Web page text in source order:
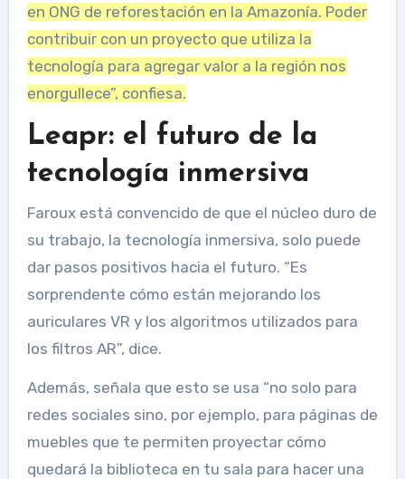
en ONG de reforestación en la Amazonía. Poder
contribuir con un proyecto que utiliza la
tecnología para agregar valor a la región nos
enorgullece”, confiesa.
Leapr: el futuro de la
tecnología inmersiva
Faroux está convencido de que el núcleo duro de
su trabajo, la tecnología inmersiva, solo puede
dar pasos positivos hacia el futuro. “Es
sorprendente cómo están mejorando los
auriculares VR y los algoritmos utilizados para
los filtros AR”, dice.
Además, señala que esto se usa “no solo para
redes sociales sino, por ejemplo, para páginas de
muebles que te permiten proyectar cómo
quedará la biblioteca en tu sala para hacer una